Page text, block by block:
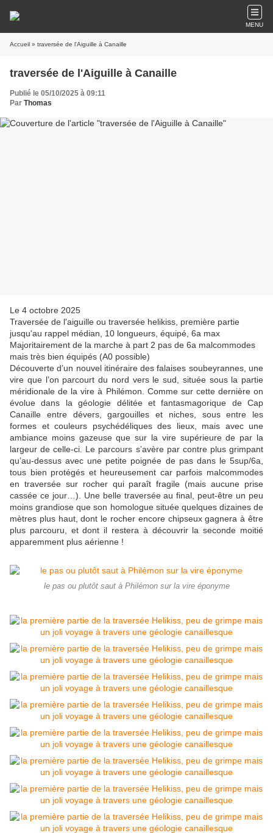
MENU
Accueil » traversée de l'Aiguille à Canaille
traversée de l'Aiguille à Canaille
Publié le 05/10/2025 à 09:11
Par Thomas
Le 4 octobre 2025
Traversée de l'aiguille ou traversée helikiss, première partie
jusqu'au rappel médian, 10 longueurs, équipé, 6a max
Majoritairement de la marche à part 2 pas de 6a malcommodes
mais très bien équipés (A0 possible)
Découverte d’un nouvel itinéraire des falaises soubeyrannes, une
vire que l’on parcourt du nord vers le sud, située sous la partie
méridionale de la vire à Philémon. Comme sur cette dernière on
évolue dans la géologie délitée et fantasmagorique de Cap
Canaille entre dévers, gargouilles et niches, sous entre les
formes et couleurs psychédéliques des lieux, mais avec une
ambiance moins gazeuse que sur la vire supérieure de par la
largeur de celle-ci. Le parcours s’avère par contre plus grimpant
qu’au-dessus avec une petite poignée de pas dans le 5sup/6a,
tous bien protégés et heureusement car parfois malcommodes
en traversée sur rocher qui paraît fragile (mais aucune prise
cassée ce jour…). Une belle traversée au final, peut-être un peu
moins grandiose que son homologue située quelques dizaines de
mètres plus haut, dont le rocher encore chipseux gagnera à être
plus parcouru, et dont il restera à découvrir la seconde moitié
apparemment plus aérienne !
le pas ou plutôt saut à Philémon sur la vire éponyme